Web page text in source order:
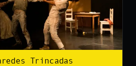
Trincadas